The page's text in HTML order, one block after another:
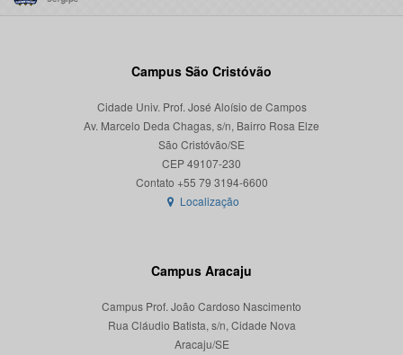
Campus São Cristóvão
Cidade Univ. Prof. José Aloísio de Campos
Av. Marcelo Deda Chagas, s/n, Bairro Rosa Elze
São Cristóvão/SE
CEP 49107-230
Localização
Campus Aracaju
Campus Prof. João Cardoso Nascimento
Rua Cláudio Batista, s/n, Cidade Nova
Aracaju/SE